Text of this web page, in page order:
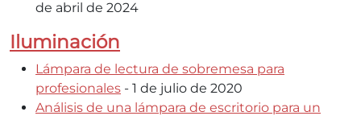
de abril de 2024
Iluminación
Lámpara de lectura de sobremesa para
profesionales - 1 de julio de 2020
Análisis de una lámpara de escritorio para un